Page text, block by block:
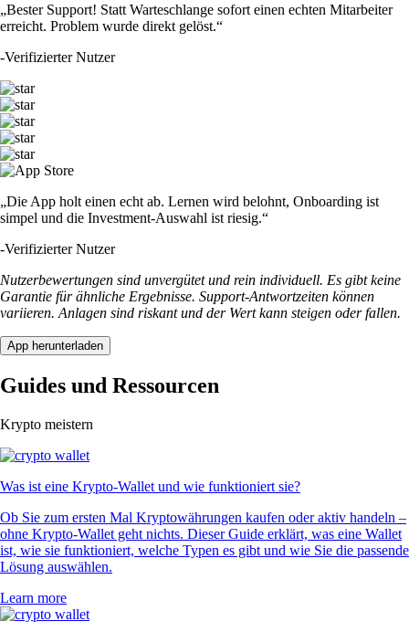
„Bester Support! Statt Warteschlange sofort einen echten Mitarbeiter
erreicht. Problem wurde direkt gelöst.“
-Verifizierter Nutzer
„Die App holt einen echt ab. Lernen wird belohnt, Onboarding ist
simpel und die Investment-Auswahl ist riesig.“
-Verifizierter Nutzer
Nutzerbewertungen sind unvergütet und rein individuell. Es gibt keine
Garantie für ähnliche Ergebnisse. Support-Antwortzeiten können
variieren. Anlagen sind riskant und der Wert kann steigen oder fallen.
App herunterladen
Guides und Ressourcen
Krypto meistern
Was ist eine Krypto-Wallet und wie funktioniert sie?
Ob Sie zum ersten Mal Kryptowährungen kaufen oder aktiv handeln –
ohne Krypto-Wallet geht nichts. Dieser Guide erklärt, was eine Wallet
ist, wie sie funktioniert, welche Typen es gibt und wie Sie die passende
Lösung auswählen.
Learn more